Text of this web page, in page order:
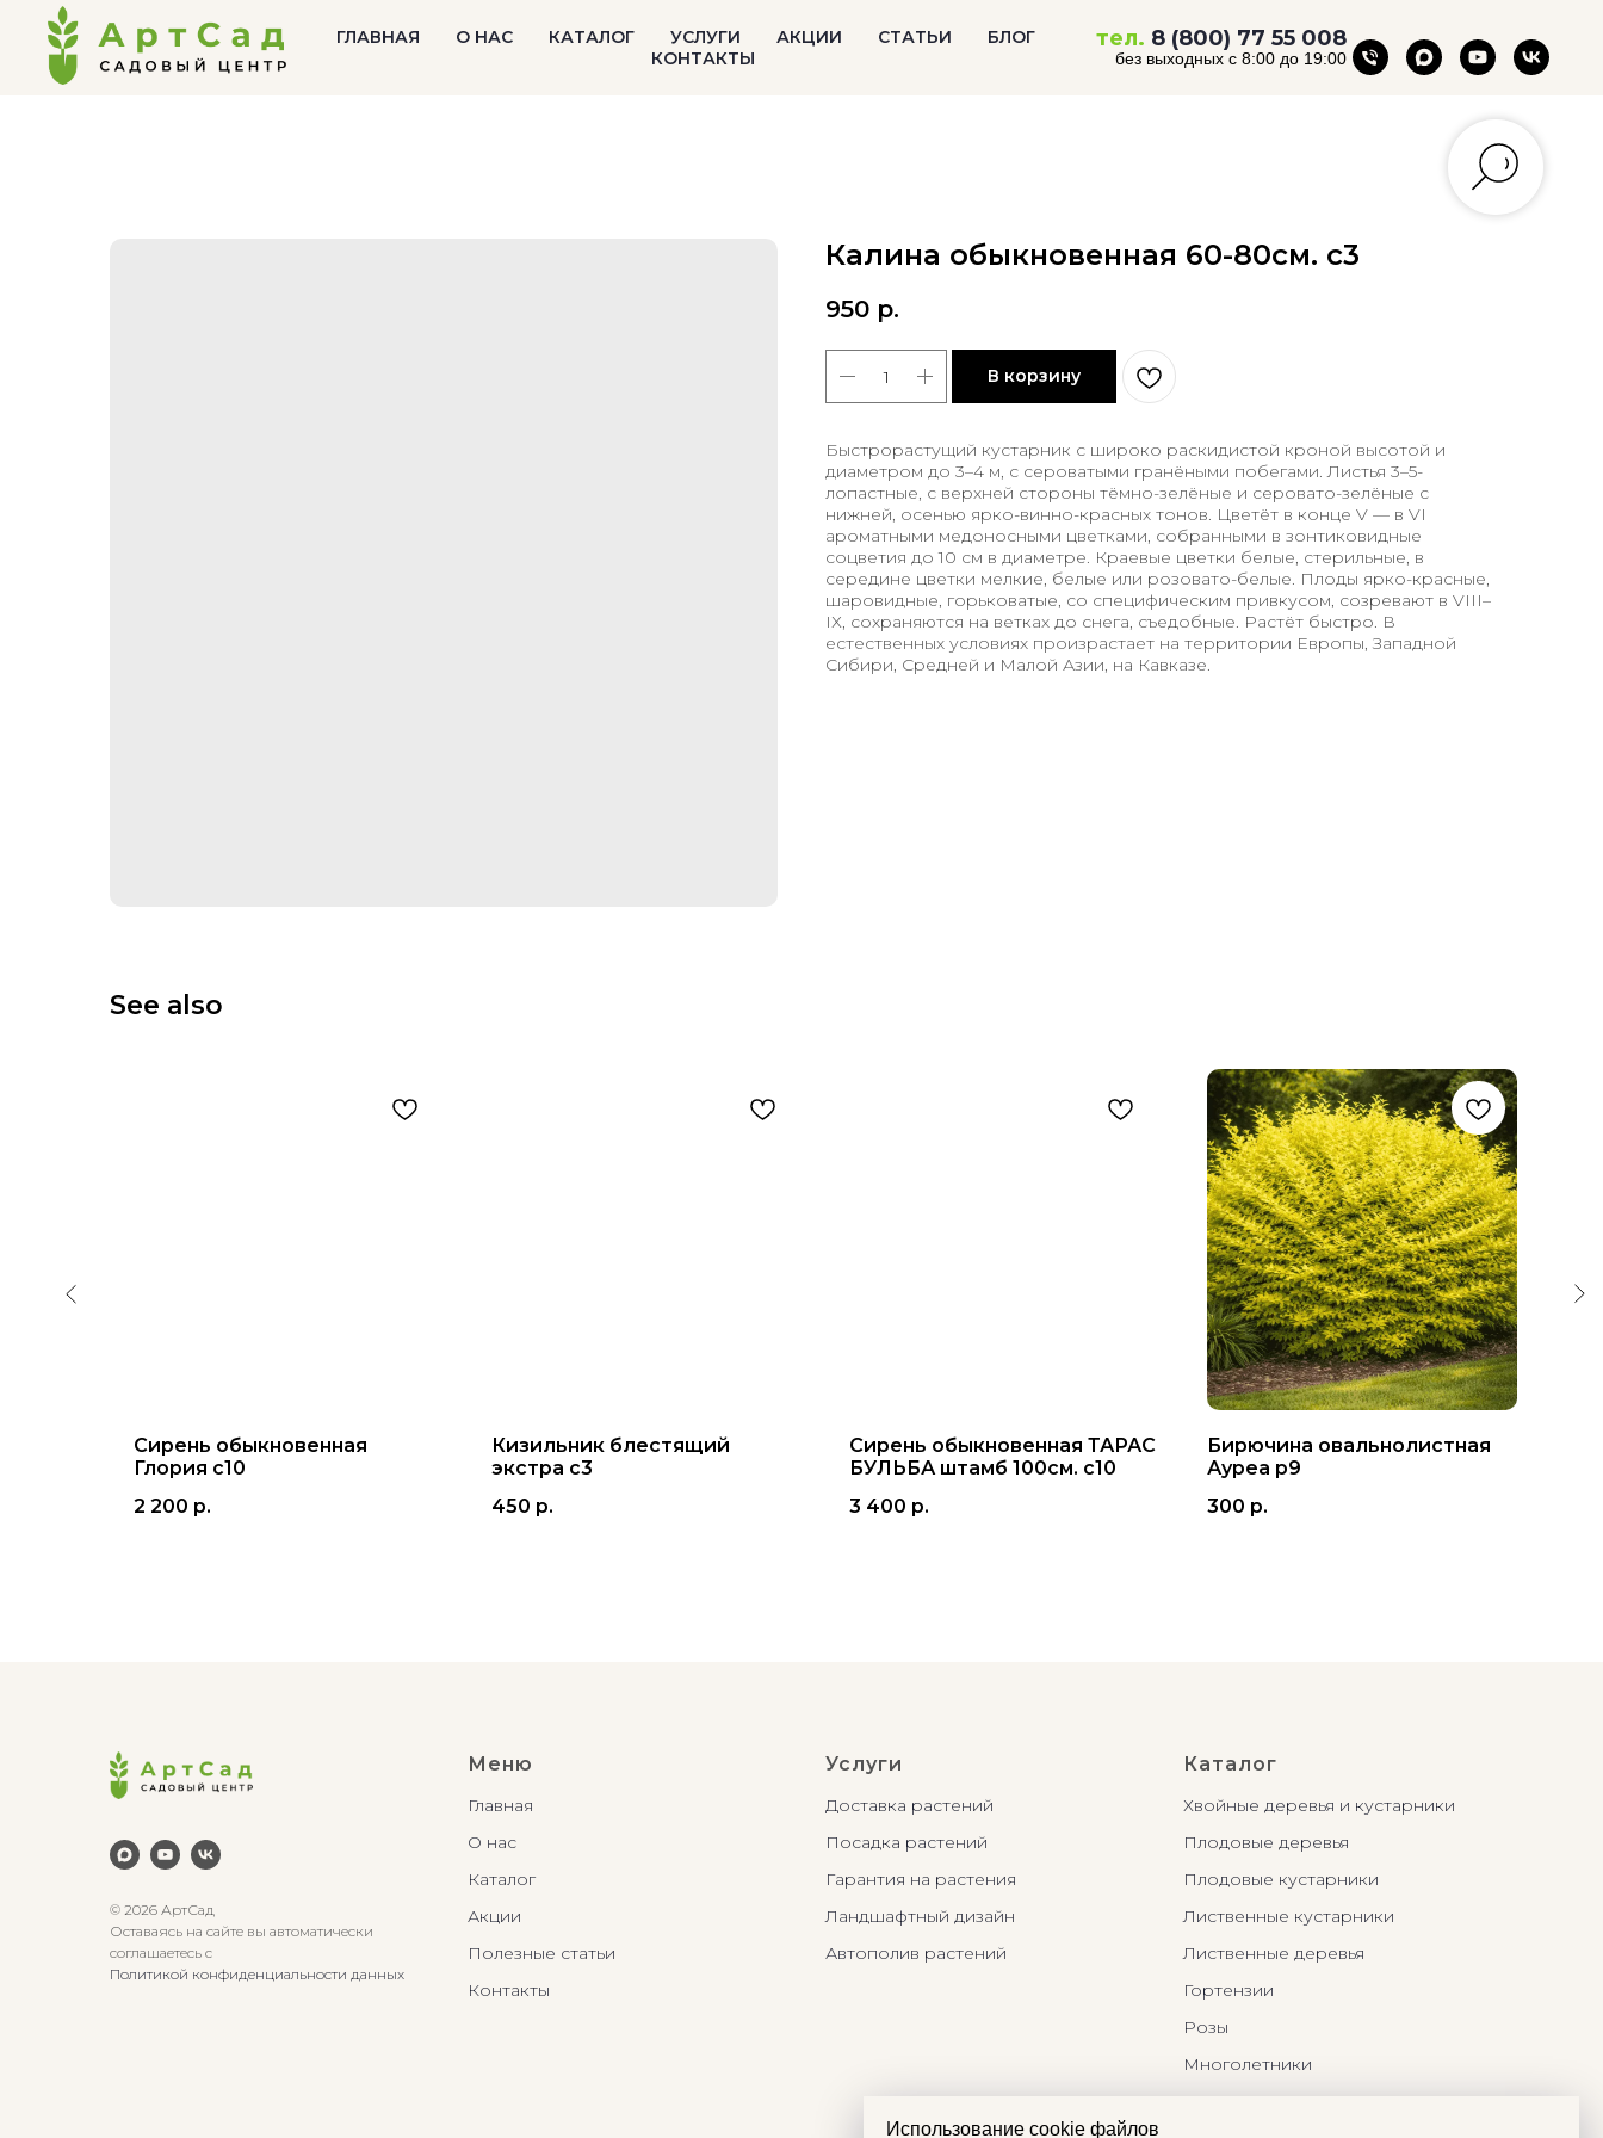
ГЛАВНАЯ О НАС КАТАЛОГ УСЛУГИ АКЦИИ СТАТЬИ
БЛОГ
КОНТАКТЫ
тел. 8 (800) 77 55 008
без выходных с 8:00 до 19:00
Калина обыкновенная 60-80см. с3
950 р.
В корзину
Быстрорастущий кустарник с широко раскидистой кроной высотой и
диаметром до 3–4 м, с сероватыми гранёными побегами. Листья 3–5-
лопастные, с верхней стороны тёмно-зелёные и серовато-зелёные с
нижней, осенью ярко-винно-красных тонов. Цветёт в конце V — в VІ
ароматными медоносными цветками, собранными в зонтиковидные
соцветия до 10 см в диаметре. Краевые цветки белые, стерильные, в
середине цветки мелкие, белые или розовато-белые. Плоды ярко-красные,
шаровидные, горьковатые, со специфическим привкусом, созревают в VІІІ–
ІХ, сохраняются на ветках до снега, съедобные. Растёт быстро. В
естественных условиях произрастает на территории Европы, Западной
Сибири, Средней и Малой Азии, на Кавказе.
See also
Сирень обыкновенная
Глория с10
2 200 р.
Кизильник блестящий
экстра с3
450 р.
Сирень обыкновенная ТАРАС
БУЛЬБА штамб 100см. с10
3 400 р.
Бирючина овальнолистная
Ауреа р9
300 р.
© 2026 АртСад
Оставаясь на сайте вы автоматически
соглашаетесь с
Политикой конфиденциальности данных
Меню
Главная
О нас
Каталог
Акции
Полезные статьи
Контакты
Услуги
Доставка растений
Посадка растений
Гарантия на растения
Ландшафтный дизайн
Автополив растений
Каталог
Хвойные деревья и кустарники
Плодовые деревья
Плодовые кустарники
Лиственные кустарники
Лиственные деревья
Гортензии
Розы
Многолетники
Использование cookie файлов